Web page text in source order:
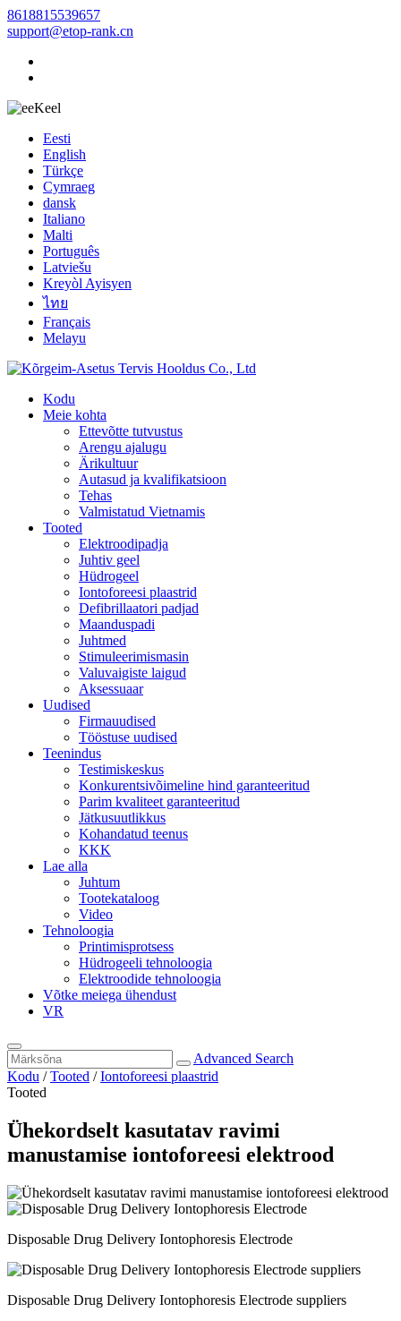
8618815539657
support@etop-rank.cn
Keel
Eesti
English
Türkçe
Cymraeg
dansk
Italiano
Malti
Português
Latviešu
Kreyòl Ayisyen
ไทย
Français
Melayu
Kodu
Meie kohta
Ettevõtte tutvustus
Arengu ajalugu
Ärikultuur
Autasud ja kvalifikatsioon
Tehas
Valmistatud Vietnamis
Tooted
Elektroodipadja
Juhtiv geel
Hüdrogeel
Iontoforeesi plaastrid
Defibrillaatori padjad
Maanduspadi
Juhtmed
Stimuleerimismasin
Valuvaigiste laigud
Aksessuaar
Uudised
Firmauudised
Tööstuse uudised
Teenindus
Testimiskeskus
Konkurentsivõimeline hind garanteeritud
Parim kvaliteet garanteeritud
Jätkusuutlikkus
Kohandatud teenus
KKK
Lae alla
Juhtum
Tootekataloog
Video
Tehnoloogia
Printimisprotsess
Hüdrogeeli tehnoloogia
Elektroodide tehnoloogia
Võtke meiega ühendust
VR
Advanced Search
Kodu /Tooted /Iontoforeesi plaastrid
Tooted
Ühekordselt kasutatav ravimi
manustamise iontoforeesi elektrood
Disposable Drug Delivery Iontophoresis Electrode
Disposable Drug Delivery Iontophoresis Electrode suppliers